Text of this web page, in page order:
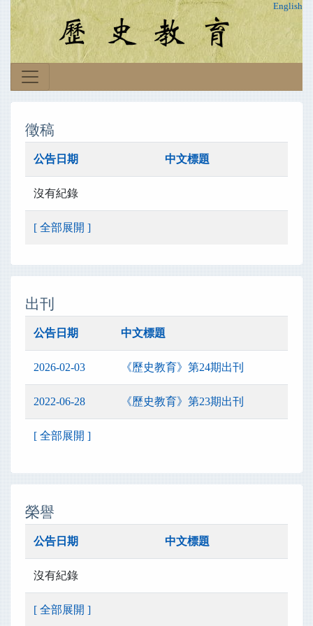
English
徵稿
公告日期 中文標題
沒有紀錄
[ 全部展開 ]
出刊
公告日期 中文標題
2026-02-03 《歷史教育》第24期出刊
2022-06-28 《歷史教育》第23期出刊
[ 全部展開 ]
榮譽
公告日期 中文標題
沒有紀錄
[ 全部展開 ]